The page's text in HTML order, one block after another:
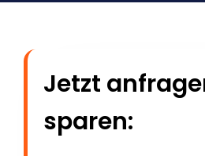
Jetzt
sparen: